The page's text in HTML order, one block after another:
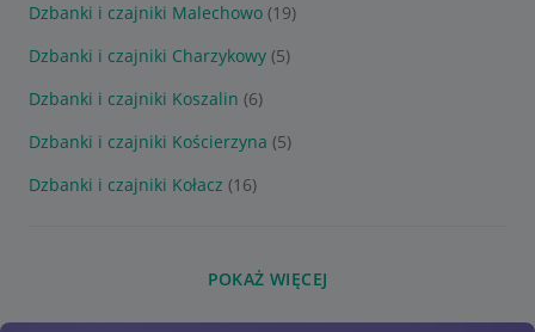
Dzbanki i czajniki Malechowo (19)
Dzbanki i czajniki Charzykowy (5)
Dzbanki i czajniki Koszalin (6)
Dzbanki i czajniki Kościerzyna (5)
Dzbanki i czajniki Kołacz (16)
POKAŻ WIĘCEJ